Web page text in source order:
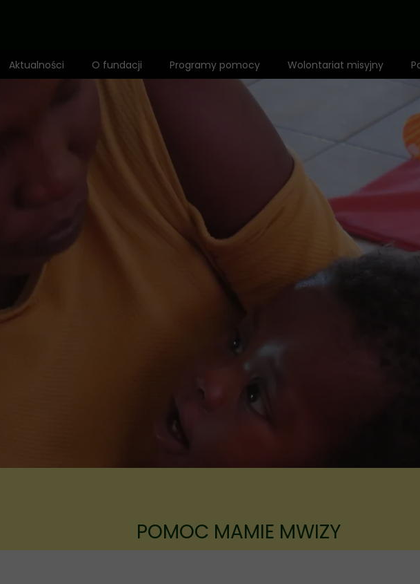
POMOC MAMIE MWIZY
Aktualności O fundacji
Mapa działalności
Rekomendacje
Anioł Dzieci Afryki
Standardy ochrony małoletnich
Polityka prywatności
Programy pomocy
1,5% dla Dzieci Afryki
Fundusz misyjny
Bilet do Świata
Edukacja
Zdrowie i profilaktyka
Opieka i dożywianie
Pomoc niepełnosprawnym
Wolontariat misyjny